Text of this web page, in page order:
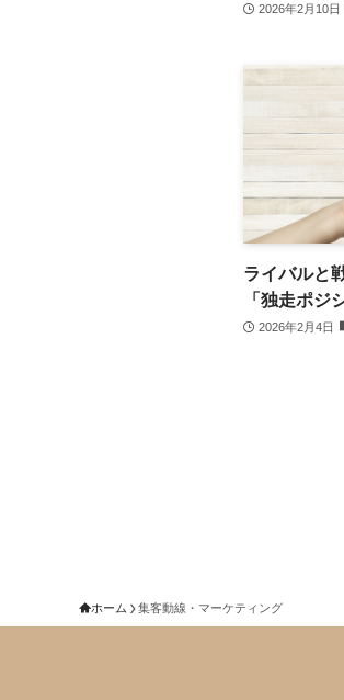
2026年2月10日
ライバルと
「独走ポジ
2026年2月4日
ホーム 集客動線・マーケティング